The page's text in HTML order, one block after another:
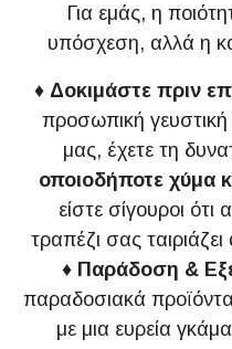
Για εμάς, η
υπόσχεση, αλλά η
♦ Δοκιμάστε πριν
προσωπική γευστική
μας, έχετε τη
οποιοδήποτε χύμα
είστε σίγουροι
τραπέζι σας
♦ Παράδοση &
παραδοσιακά
με μια ευρεία